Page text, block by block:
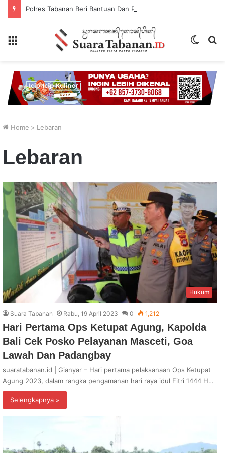
Switch
Home > Lebaran
Lebaran
Hukum
Suara Tabanan Rabu, 19 April 2023 0 1,212
Hari Pertama Ops Ketupat Agung, Kapolda
Bali Cek Posko Pelayanan Masceti, Goa
Lawah Dan Padangbay
suaratabanan.id | Gianyar – Hari pertama pelaksanaan Ops Ketupat
Agung 2023, dalam rangka pengamanan hari raya idul Fitri 1444 H…
Selengkapnya »